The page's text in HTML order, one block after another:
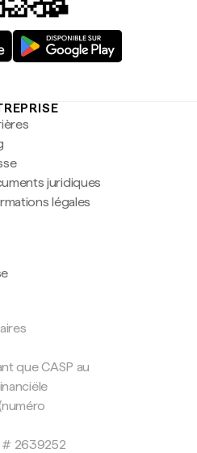
juridiques
légales
que CASP au
# 2639252